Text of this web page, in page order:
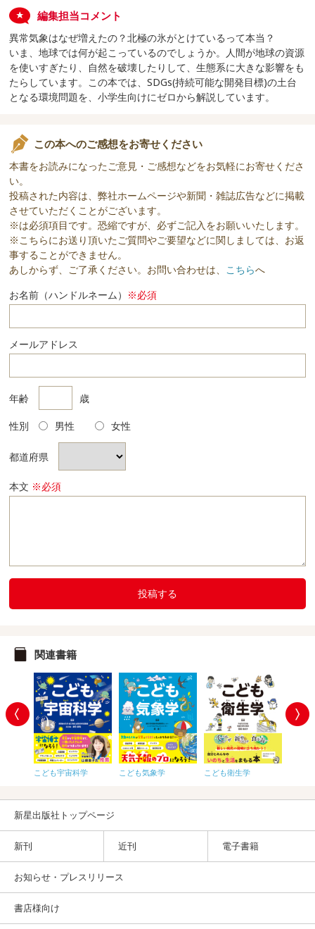
編集担当コメント
異常気象はなぜ増えたの？北極の氷がとけているって本当？
いま、地球では何が起こっているのでしょうか。人間が地球の資源
を使いすぎたり、自然を破壊したりして、生態系に大きな影響をも
たらしています。この本では、SDGs(持続可能な開発目標)の土台
となる環境問題を、小学生向けにゼロから解説しています。
この本へのご感想をお寄せください
本書をお読みになったご意見・ご感想などをお気軽にお寄せくださ
い。
投稿された内容は、弊社ホームページや新聞・雑誌広告などに掲載
させていただくことがございます。
※は必須項目です。恐縮ですが、必ずご記入をお願いいたします。
※こちらにお送り頂いたご質問やご要望などに関しましては、お返
事することができません。
あしからず、ご了承ください。お問い合わせは、 こちらへ
お名前（ハンドルネーム） ※必須
メールアドレス
年齢 歳
性別 男性 女性
都道府県
本文 ※必須
投稿する
関連書籍
こども宇宙科学 こども気象学 こども衛生学
新星出版社トップページ
新刊 近刊 電子書籍
お知らせ・プレスリリース
書店様向け